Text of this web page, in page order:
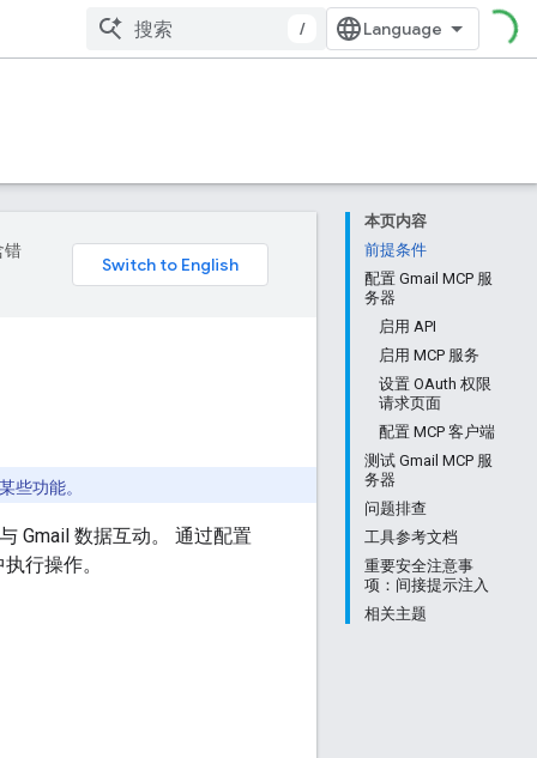
/
本页内容
前提条件
配置 Gmail MCP 服
务器
启用 API
启用 MCP 服务
设置 OAuth 权限
请求页面
配置 MCP 客户端
测试 Gmail MCP 服
务器
问题排查
工具参考文档
重要安全注意事
项：间接提示注入
相关主题
错
些功能。
Gmail 数据互动。 通过配置
行操作。